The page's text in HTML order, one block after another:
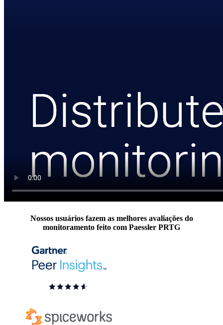
Nossos usuários fazem as melhores avaliações do
monitoramento feito com Paessler PRTG